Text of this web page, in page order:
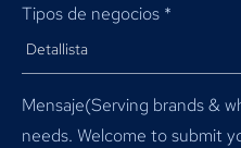
Tipos de negocios *
Mensaje(Serving brands &
needs. Welcome to submit